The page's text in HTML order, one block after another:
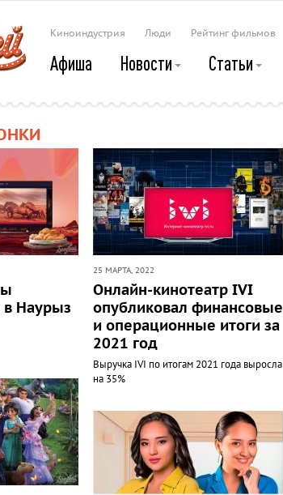
Киноиндустрия Люди Рейтинг фильмов
Афиша Новости Статьи
Наурыз
25 МАРТА, 2022
Онлайн-кинотеатр IVI
опубликовал финансовые
и операционные итоги за
2021 год
Выручка IVI по итогам 2021 года выросла
на 35%